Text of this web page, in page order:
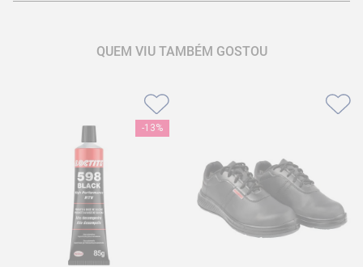
QUEM VIU TAMBÉM GOSTOU
-13%